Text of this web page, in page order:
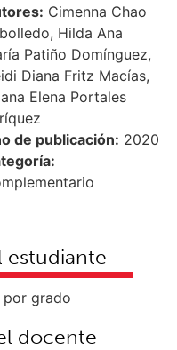
Cimenna Chao
Hilda Ana
Patiño Domínguez,
Diana Fritz Macías,
Elena Portales
de publicación: 2020
estudiante
docente
por grado